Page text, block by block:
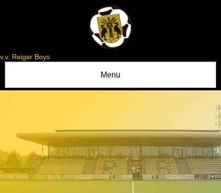
v.v. Reiger Boys
Menu